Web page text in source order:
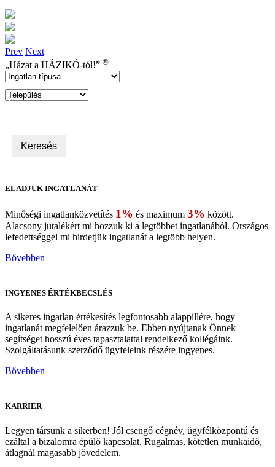
Prev Next
„Házat a HÁZIKÓ-tól!” ®
ELADJUK INGATLANÁT
Minőségi ingatlanközvetítés 1% és maximum 3% között.
Alacsony jutalékért mi hozzuk ki a legtöbbet ingatlanából. Országos
lefedettséggel mi hirdetjük ingatlanát a legtöbb helyen.
Bővebben
INGYENES ÉRTÉKBECSLÉS
A sikeres ingatlan értékesítés legfontosabb alappillére, hogy
ingatlanát megfelelően árazzuk be. Ebben nyújtanak Önnek
segítséget hosszú éves tapasztalattal rendelkező kollégáink.
Szolgáltatásunk szerződő ügyfeleink részére ingyenes.
Bővebben
KARRIER
Legyen társunk a sikerben! Jól csengő cégnév, ügyfélközpontú és
ezáltal a bizalomra épülő kapcsolat. Rugalmas, kötetlen munkaidő,
átlagnál magasabb jövedelem.